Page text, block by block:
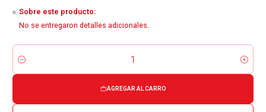
Sobre este producto:
No se entregaron detalles adicionales.
Cantidad
AGREGAR AL CARRO